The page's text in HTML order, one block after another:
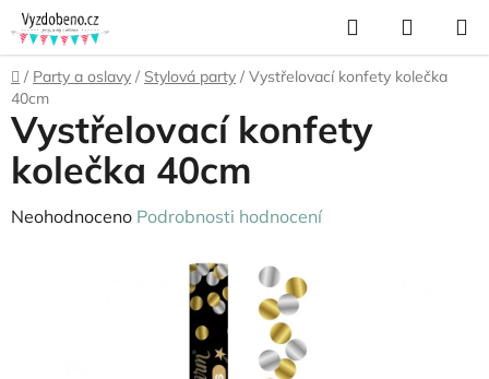
Přejít
na
obsah
Hledat
KOŠÍK
Domů
/ Party a oslavy / Stylová party / Vystřelovací konfety kolečka
40cm
Vystřelovací konfety
kolečka 40cm
Průměrné
Neohodnoceno Podrobnosti hodnocení